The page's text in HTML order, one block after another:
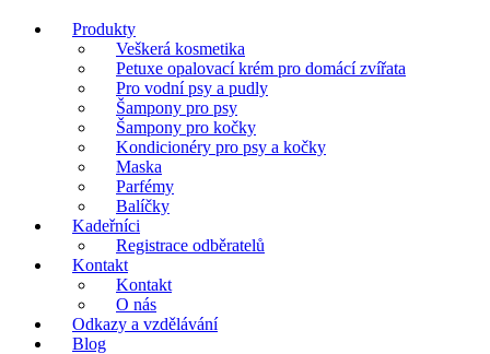
Produkty
Veškerá kosmetika
Petuxe opalovací krém pro domácí zvířata
Pro vodní psy a pudly
Šampony pro psy
Šampony pro kočky
Kondicionéry pro psy a kočky
Maska
Parfémy
Balíčky
Kadeřníci
Registrace odběratelů
Kontakt
Kontakt
O nás
Odkazy a vzdělávání
Blog